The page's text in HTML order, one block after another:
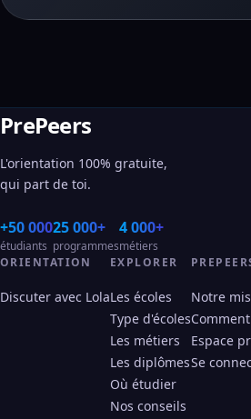
PrePeers
L'orientation 100% gratuite,
qui part de toi.
+50 000
étudiants
25 000+
programmes
4 000+
métiers
ORIENTATION
Discuter avec Lola
EXPLORER
Les écoles
Type d'écoles
Les métiers
Les diplômes
Où étudier
Nos conseils
Notre
Espace
Se